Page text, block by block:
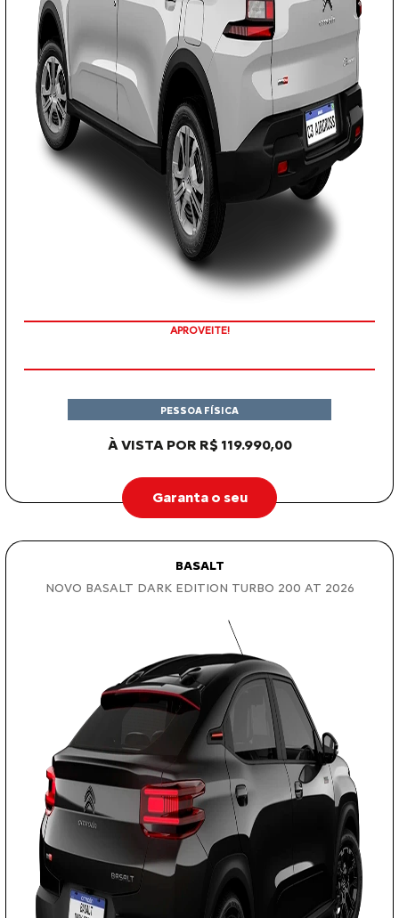
APROVEITE!
À VISTA POR R$ 119.990,00
PESSOA FÍSICA
Garanta o seu
BASALT
NOVO BASALT DARK EDITION TURBO 200 AT 2026